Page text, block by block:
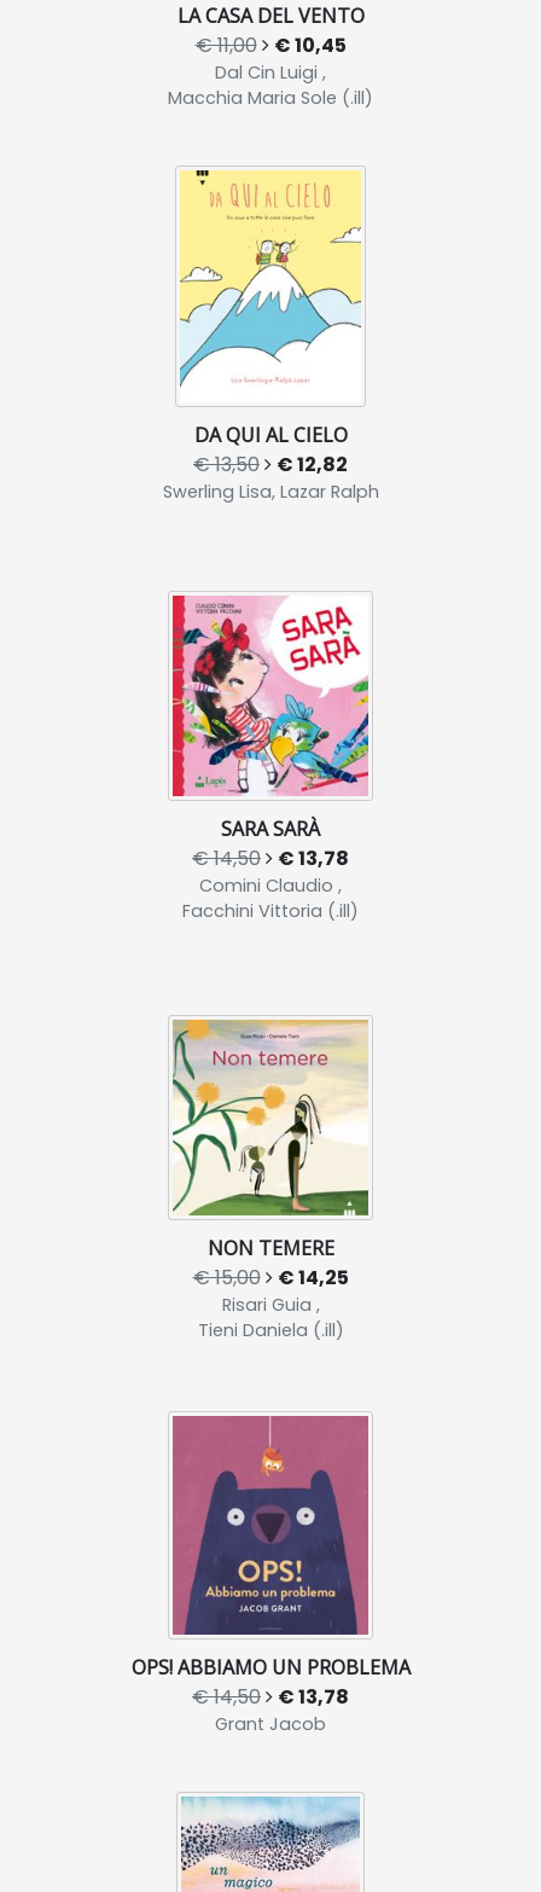
LA CASA DEL VENTO
€ 11,00 € 10,45
Dal Cin Luigi ,
Macchia Maria Sole (.ill)
DA QUI AL CIELO
€ 13,50 € 12,82
Swerling Lisa, Lazar Ralph
SARA SARÀ
€ 14,50 € 13,78
Comini Claudio ,
Facchini Vittoria (.ill)
NON TEMERE
€ 15,00 € 14,25
Risari Guia ,
Tieni Daniela (.ill)
OPS! ABBIAMO UN PROBLEMA
€ 14,50 € 13,78
Grant Jacob